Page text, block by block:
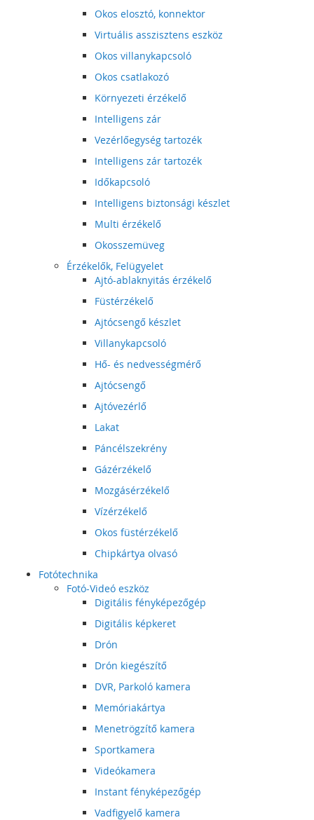
Okos elosztó, konnektor
Virtuális asszisztens eszköz
Okos villanykapcsoló
Okos csatlakozó
Környezeti érzékelő
Intelligens zár
Vezérlőegység tartozék
Intelligens zár tartozék
Időkapcsoló
Intelligens biztonsági készlet
Multi érzékelő
Okosszemüveg
Érzékelők, Felügyelet
Ajtó-ablaknyitás érzékelő
Füstérzékelő
Ajtócsengő készlet
Villanykapcsoló
Hő- és nedvességmérő
Ajtócsengő
Ajtóvezérlő
Lakat
Páncélszekrény
Gázérzékelő
Mozgásérzékelő
Vízérzékelő
Okos füstérzékelő
Chipkártya olvasó
Fotótechnika
Fotó-Videó eszköz
Digitális fényképezőgép
Digitális képkeret
Drón
Drón kiegészítő
DVR, Parkoló kamera
Memóriakártya
Menetrögzítő kamera
Sportkamera
Videókamera
Instant fényképezőgép
Vadfigyelő kamera